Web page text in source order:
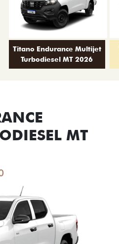
Titano Endurance Multijet
Turbodiesel MT 2026
MT